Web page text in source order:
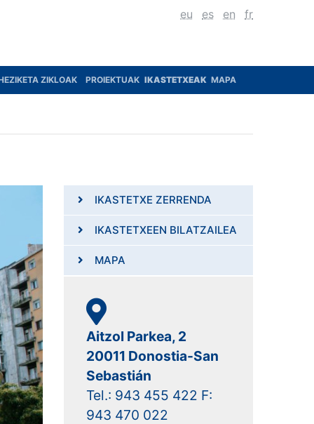
eu es en fr
ZIKLOAK PROIEKTUAK IKASTETXEAK MAPA
IKASTETXE ZERRENDA
IKASTETXEEN BILATZAILEA
MAPA
Aitzol Parkea, 2
20011 Donostia-San
Sebastián
Tel.: 943 455 422 F:
943 470 022